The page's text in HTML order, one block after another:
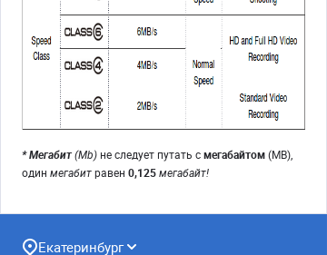
* Мегабит(Mb) не следует путать смегабайтом(MB),
один мегабитравен 0,125мегабайт!
Екатеринбург